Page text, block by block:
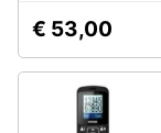
Arredo
Brico
€ 53,00